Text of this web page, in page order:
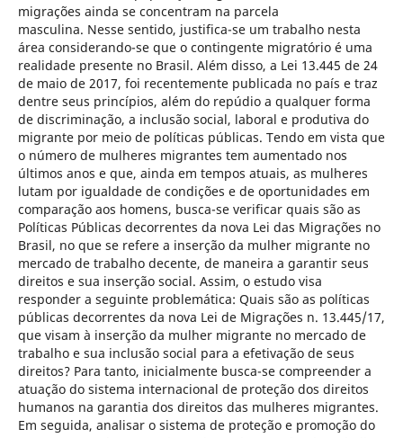
migrações ainda se concentram na parcela
masculina. Nesse sentido, justifica-se um trabalho nesta
área considerando-se que o contingente migratório é uma
realidade presente no Brasil. Além disso, a Lei 13.445 de 24
de maio de 2017, foi recentemente publicada no país e traz
dentre seus princípios, além do repúdio a qualquer forma
de discriminação, a inclusão social, laboral e produtiva do
migrante por meio de políticas públicas. Tendo em vista que
o número de mulheres migrantes tem aumentado nos
últimos anos e que, ainda em tempos atuais, as mulheres
lutam por igualdade de condições e de oportunidades em
comparação aos homens, busca-se verificar quais são as
Políticas Públicas decorrentes da nova Lei das Migrações no
Brasil, no que se refere a inserção da mulher migrante no
mercado de trabalho decente, de maneira a garantir seus
direitos e sua inserção social. Assim, o estudo visa
responder a seguinte problemática: Quais são as políticas
públicas decorrentes da nova Lei de Migrações n. 13.445/17,
que visam à inserção da mulher migrante no mercado de
trabalho e sua inclusão social para a efetivação de seus
direitos? Para tanto, inicialmente busca-se compreender a
atuação do sistema internacional de proteção dos direitos
humanos na garantia dos direitos das mulheres migrantes.
Em seguida, analisar o sistema de proteção e promoção do